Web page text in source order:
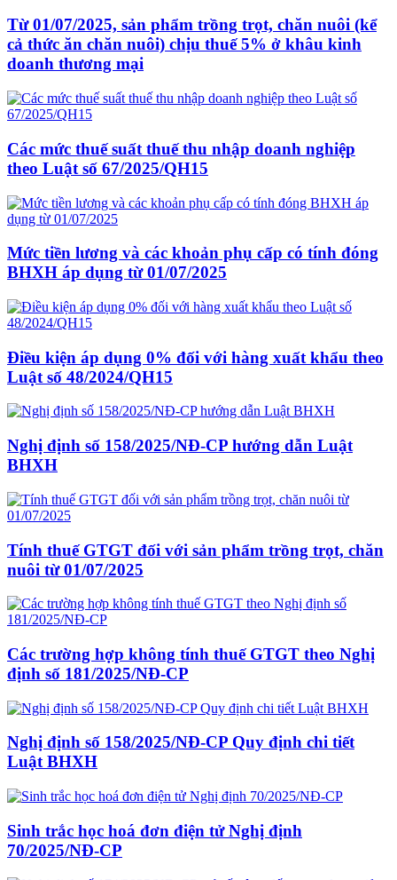
Từ 01/07/2025, sản phẩm trồng trọt, chăn nuôi (kể
cả thức ăn chăn nuôi) chịu thuế 5% ở khâu kinh
doanh thương mại
Các mức thuế suất thuế thu nhập doanh nghiệp
theo Luật số 67/2025/QH15
Mức tiền lương và các khoản phụ cấp có tính đóng
BHXH áp dụng từ 01/07/2025
Điều kiện áp dụng 0% đối với hàng xuất khẩu theo
Luật số 48/2024/QH15
Nghị định số 158/2025/NĐ-CP hướng dẫn Luật
BHXH
Tính thuế GTGT đối với sản phẩm trồng trọt, chăn
nuôi từ 01/07/2025
Các trường hợp không tính thuế GTGT theo Nghị
định số 181/2025/NĐ-CP
Nghị định số 158/2025/NĐ-CP Quy định chi tiết
Luật BHXH
Sinh trắc học hoá đơn điện tử Nghị định
70/2025/NĐ-CP